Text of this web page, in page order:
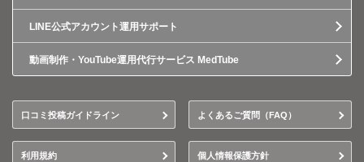
LINE公式アカウント運用サポート
動画制作・YouTube運用代行サービス MedTube
口コミ投稿ガイドライン よくあるご質問（FAQ）
利用規約 個人情報保護方針